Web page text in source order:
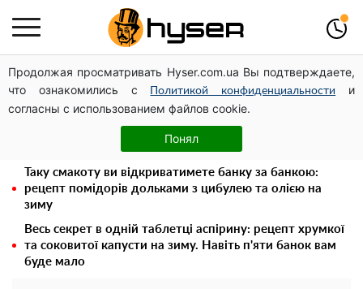
Продолжая просматривать Hyser.com.ua Вы подтверждаете,
что ознакомились с
Политикой конфиденциальности
и
согласны с использованием файлов cookie.
Понял
Дрони із націнкою: Олександр Конотопський вивів
мільйони оборонного бюджету через фіктивну фірму в
Естонії
Олена Тополя злив відео – це далеко не все: фронтмен
"Антитіла" Тарас Тополя став наступним
Таку смакоту ви відкриватимете банку за банкою:
рецепт помідорів дольками з цибулею та олією на
зиму
Весь секрет в одній таблетці аспірину: рецепт хрумкої
та соковитої капусти на зиму. Навіть п'яти банок вам
буде мало